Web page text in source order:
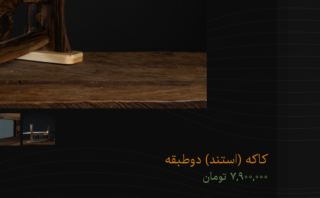
کاکه (استند) دوطبقه
۷,۹۰۰,۰۰۰ تومان